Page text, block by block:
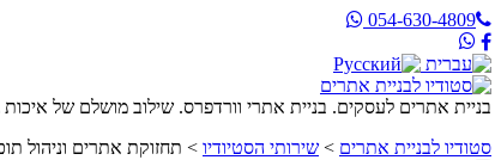
054-630-4809
בניית אתרים לעסקים. בניית אתרי וורדפרס. שילוב מושלם של
סטודיו לבניית אתרים > שירותי הסטיודיו > תחזוקת אתרים וניהול